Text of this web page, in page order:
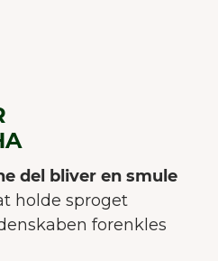
del bliver en smule
holde sproget
forenkles